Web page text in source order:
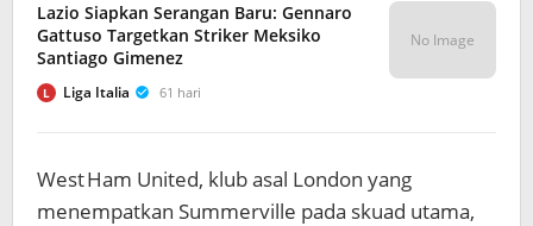
Lazio Siapkan Serangan Baru: Gennaro
Gattuso Targetkan Striker Meksiko
Santiago Gimenez
L Liga Italia 61 hari
No Image
West Ham United, klub asal London yang
menempatkan Summerville pada skuad utama,